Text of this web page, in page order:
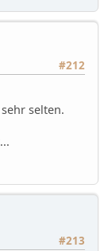
#212
selten.
#213